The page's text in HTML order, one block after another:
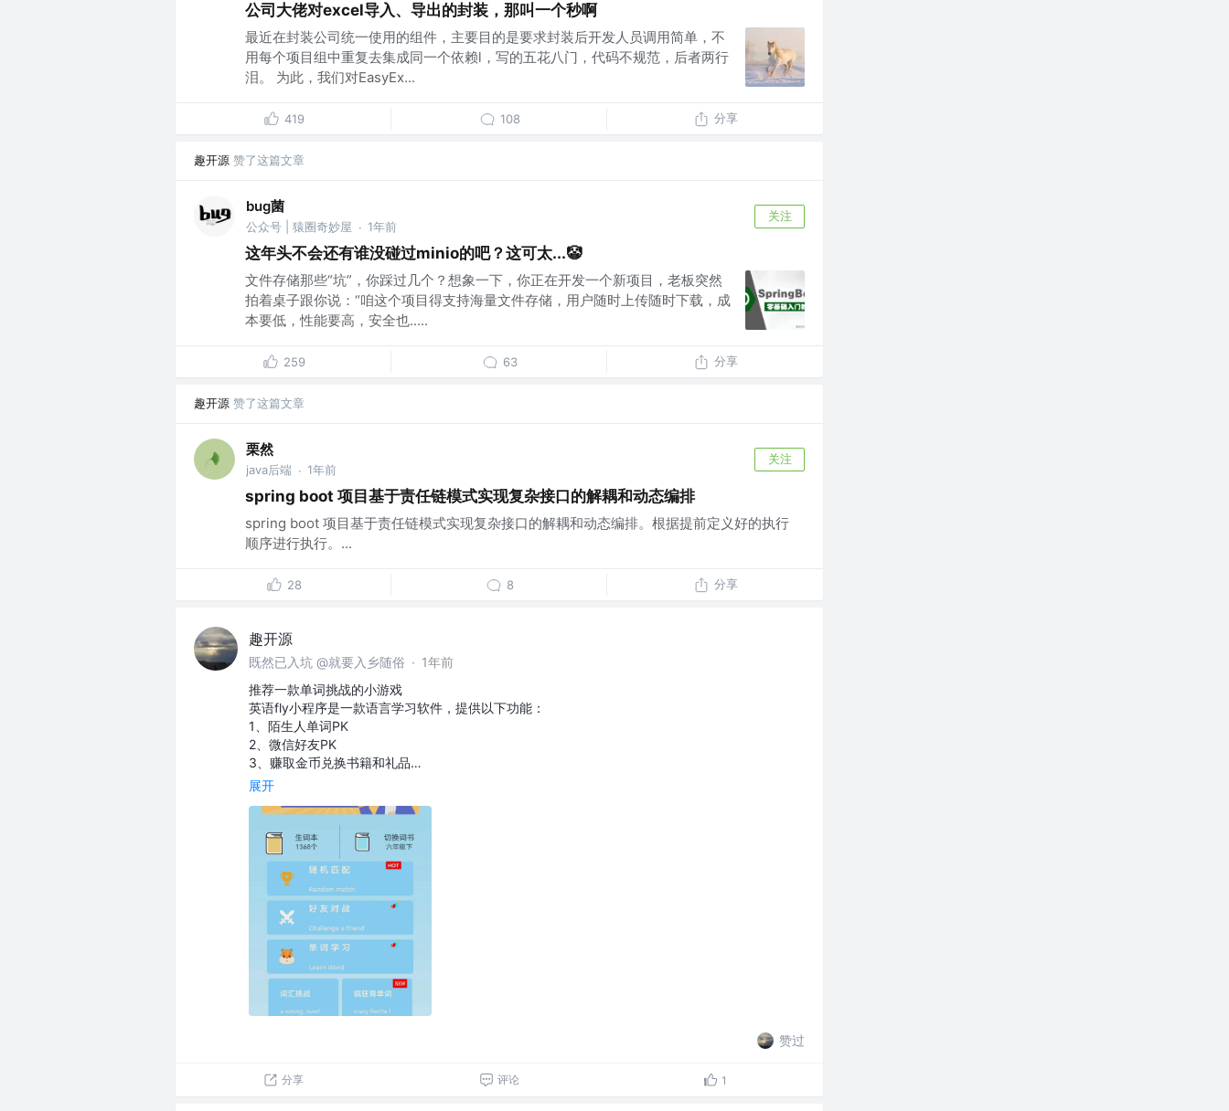
公司大佬对excel导入、导出的封装，那叫一个秒啊
最近在封装公司统一使用的组件，主要目的是要求封装后开发人员调用简单，不
用每个项目组中重复去集成同一个依赖l，写的五花八门，代码不规范，后者两行
泪。 为此，我们对EasyEx...
419 108 分享
趣开源 赞了这篇文章
bug菌
公众号 | 猿圈奇妙屋 · 1年前
关注
这年头不会还有谁没碰过minio的吧？这可太...🤡
文件存储那些“坑”，你踩过几个？想象一下，你正在开发一个新项目，老板突然
拍着桌子跟你说：“咱这个项目得支持海量文件存储，用户随时上传随时下载，成
本要低，性能要高，安全也.....
259 63 分享
趣开源 赞了这篇文章
栗然
java后端 · 1年前
关注
spring boot 项目基于责任链模式实现复杂接口的解耦和动态编排
spring boot 项目基于责任链模式实现复杂接口的解耦和动态编排。根据提前定义好的执行
顺序进行执行。...
28 8 分享
趣开源
既然已入坑 @就要入乡随俗 · 1年前
推荐一款单词挑战的小游戏
英语fly小程序是一款语言学习软件，提供以下功能：
1、陌生人单词PK
2、微信好友PK
3、赚取金币兑换书籍和礼品…
展开
赞过
分享 评论 1